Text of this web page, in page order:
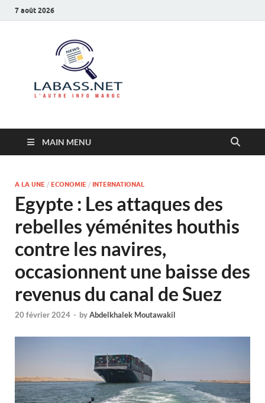
7 août 2026
MAIN MENU
A LA UNE / ECONOMIE / INTERNATIONAL
Egypte : Les attaques des
rebelles yéménites houthis
contre les navires,
occasionnent une baisse des
revenus du canal de Suez
20 février 2024 - byAbdelkhalek Moutawakil